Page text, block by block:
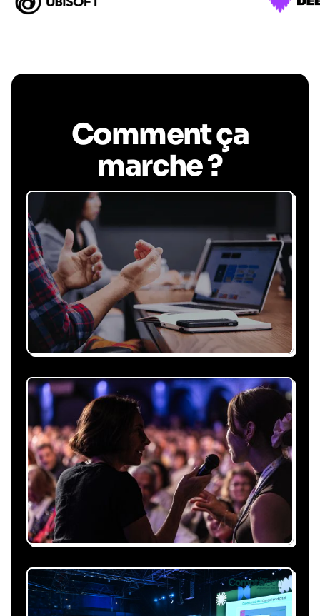
Comment ça
marche ?
Recevez une proposition
sous 24h
Expliquez-nous vos besoins, on vous répond
sous 24h avec une proposition
personnalisée, claire et adaptée à votre
événement et à vos contraintes.
Nous nous occupons de
tout